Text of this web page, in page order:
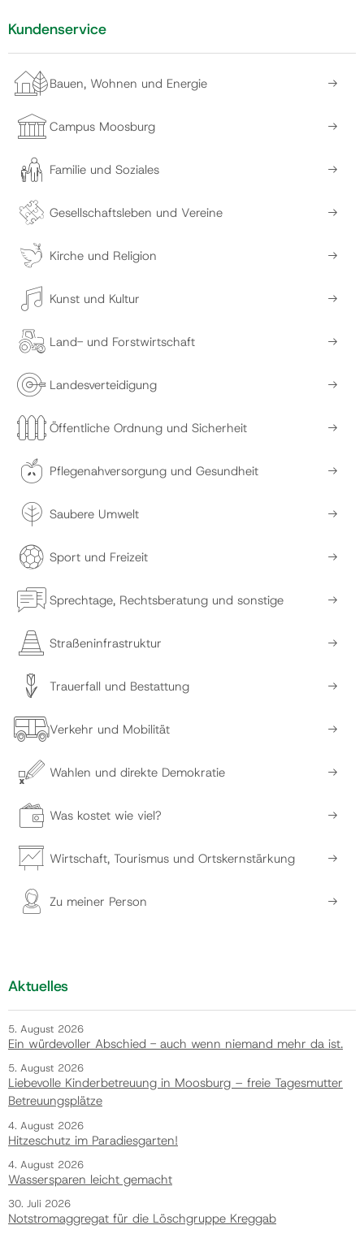
Kundenservice
Bauen, Wohnen und Energie
Campus Moosburg
Familie und Soziales
Gesellschaftsleben und Vereine
Kirche und Religion
Kunst und Kultur
Land- und Forstwirtschaft
Landesverteidigung
Öffentliche Ordnung und Sicherheit
Pflegenahversorgung und Gesundheit
Saubere Umwelt
Sport und Freizeit
Sprechtage, Rechtsberatung und sonstige
Straßeninfrastruktur
Trauerfall und Bestattung
Verkehr und Mobilität
Wahlen und direkte Demokratie
Was kostet wie viel?
Wirtschaft, Tourismus und Ortskernstärkung
Zu meiner Person
Aktuelles
5. August 2026
Ein würdevoller Abschied - auch wenn niemand mehr da ist.
5. August 2026
Liebevolle Kinderbetreuung in Moosburg – freie Tagesmutter
Betreuungsplätze
4. August 2026
Hitzeschutz im Paradiesgarten!
4. August 2026
Wassersparen leicht gemacht
30. Juli 2026
Notstromaggregat für die Löschgruppe Kreggab